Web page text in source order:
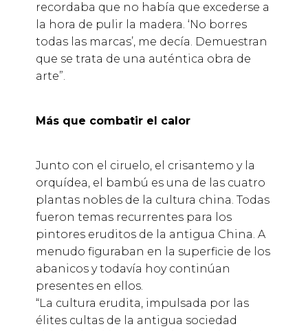
recordaba que no había que excederse a
la hora de pulir la madera. ‘No borres
todas las marcas’, me decía. Demuestran
que se trata de una auténtica obra de
arte”.
Más que combatir el calor
Junto con el ciruelo, el crisantemo y la
orquídea, el bambú es una de las cuatro
plantas nobles de la cultura china. Todas
fueron temas recurrentes para los
pintores eruditos de la antigua China. A
menudo figuraban en la superficie de los
abanicos y todavía hoy continúan
presentes en ellos.
“La cultura erudita, impulsada por las
élites cultas de la antigua sociedad